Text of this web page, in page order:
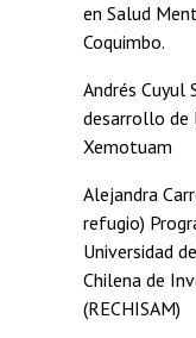
en Salud
Coquimbo.
Andrés Cuyul
desarrollo de
Xemotuam
Alejandra
refugio)
Universidad
Chilena de
(RECHISAM)